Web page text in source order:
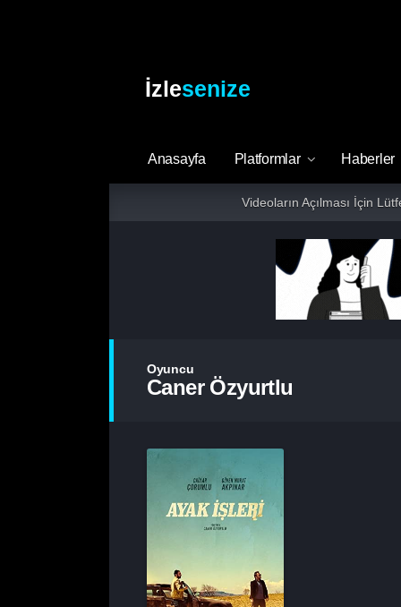
İzlesenize
Anasayfa Platformlar Haberler
Videoların Açılması İçin
Oyuncu
Caner Özyurtlu